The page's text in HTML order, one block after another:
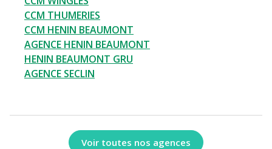
CCM THUMERIES
CCM HENIN BEAUMONT
AGENCE HENIN BEAUMONT
HENIN BEAUMONT GRU
AGENCE SECLIN
Voir toutes nos agences